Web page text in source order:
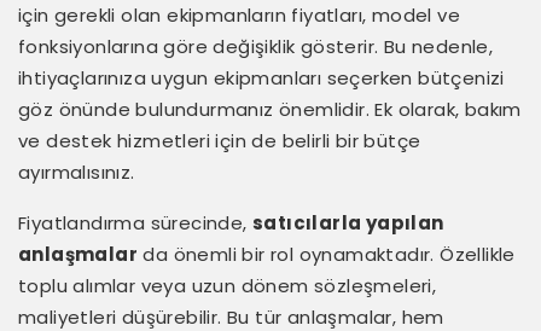
için gerekli olan ekipmanların fiyatları, model ve
fonksiyonlarına göre değişiklik gösterir. Bu nedenle,
ihtiyaçlarınıza uygun ekipmanları seçerken bütçenizi
göz önünde bulundurmanız önemlidir. Ek olarak, bakım
ve destek hizmetleri için de belirli bir bütçe
ayırmalısınız.
Fiyatlandırma sürecinde, satıcılarla yapılan
anlaşmalar da önemli bir rol oynamaktadır. Özellikle
toplu alımlar veya uzun dönem sözleşmeleri,
maliyetleri düşürebilir. Bu tür anlaşmalar, hem